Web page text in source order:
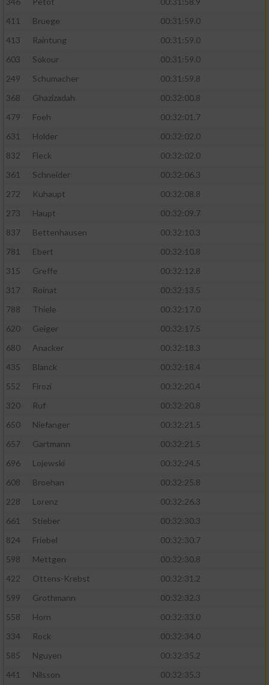
411
Bruege
00:31:59.0
413
Raintung
00:31:59.0
603
Sokour
00:31:59.0
249
Schumacher
00:31:59.8
368
Ghazizadah
00:32:00.8
479
Foeh
00:32:01.7
631
Holder
00:32:02.0
832
Fleck
00:32:02.0
361
Schneider
00:32:06.3
272
Kuhaupt
00:32:08.8
273
Haupt
00:32:09.7
837
Bettenhausen
00:32:10.3
781
Ebert
00:32:10.8
315
Greffe
00:32:12.8
317
Roinat
00:32:13.5
788
Thiele
00:32:17.0
620
Geiger
00:32:17.5
680
Anacker
00:32:18.3
435
Blanck
00:32:18.4
552
Firozi
00:32:20.4
320
Ruf
00:32:20.8
650
Niefanger
00:32:21.5
657
Gartmann
00:32:21.5
696
Lojewski
00:32:24.5
608
Broehan
00:32:25.8
228
Lorenz
00:32:26.3
661
Stieber
00:32:30.3
824
Friebel
00:32:30.7
598
Mettgen
00:32:30.8
422
Ottens-Krebst
00:32:31.2
599
Grothmann
00:32:32.3
558
Horn
00:32:33.0
334
Rock
00:32:34.0
585
Nguyen
00:32:35.2
441
Nilsson
00:32:35.3